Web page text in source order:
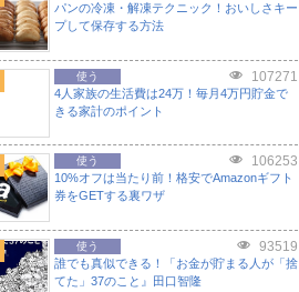
パンの冷凍・解凍テクニック！おいしさキー
プして保存する方法
使う 107271
4人家族の生活費は24万！毎月4万円貯金で
きる家計のポイント
使う 106253
10%オフは当たり前！格安でAmazonギフト
券をGETする裏ワザ
使う 93519
誰でも真似できる！「お金が貯まる人が「捨
てた」37のこと』田口智隆